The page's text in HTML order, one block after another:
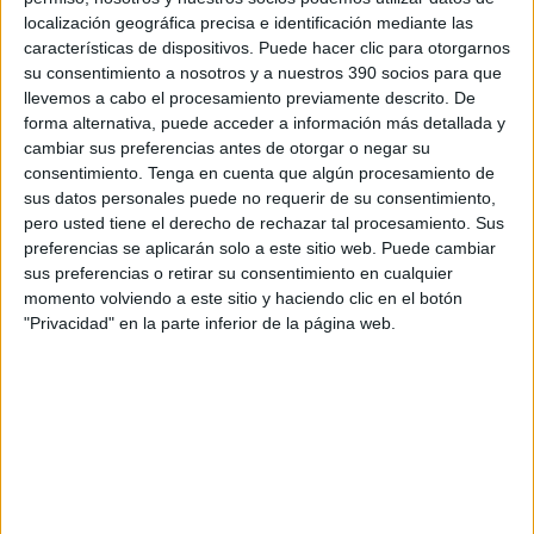
localización geográfica precisa e identificación mediante las
características de dispositivos. Puede hacer clic para otorgarnos
su consentimiento a nosotros y a nuestros 390 socios para que
llevemos a cabo el procesamiento previamente descrito. De
forma alternativa, puede acceder a información más detallada y
cambiar sus preferencias antes de otorgar o negar su
consentimiento. Tenga en cuenta que algún procesamiento de
sus datos personales puede no requerir de su consentimiento,
pero usted tiene el derecho de rechazar tal procesamiento. Sus
preferencias se aplicarán solo a este sitio web. Puede cambiar
sus preferencias o retirar su consentimiento en cualquier
momento volviendo a este sitio y haciendo clic en el botón
"Privacidad" en la parte inferior de la página web.
profesionales, lo hace tratando de proteger al consumidor, de ahí
que, cuando los derechos no se ejercen se abre la puerta al abuso, lo
que conlleva a desagradables y costosos litigios que en muchas
ocasiones no corrigen la situación y mucho menos resarcen por los
daños causados.
En materia de salud dental, como ha indicado el propio Ministerio
de Sanidad, para salvaguardar las mayores garantías sanitarias del
paciente, partiendo del principio de objetividad en la prescripción de
cualquier medicamento o producto sanitario, han de quedar
separados los actos clínicos de diagnóstico y prescripción, de las
labores técnicas de la medición y confección de la prótesis adaptada
al paciente, a fin de que no se antepongan los intereses económicos
de los profesionales sanitarios (dentista y protésico), a la salud y
economía de los pacientes, siguiendo una de las máximas en
derecho sanitario que es que quien prescribe no puede dispensar y